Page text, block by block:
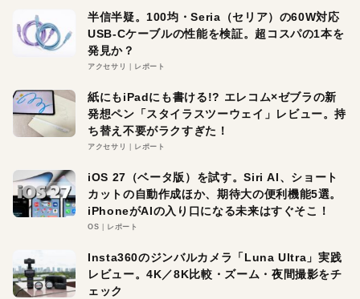
半信半疑。100均・Seria（セリア）の60W対応
USB-Cケーブルの性能を検証。超コスパの1本を
発見か？
アクセサリ レポート
紙にもiPadにも書ける!? エレコム×ゼブラの新
発想ペン「スタイラスツーウェイ」レビュー。持
ち替え不要がラクすぎた！
アクセサリ レポート
iOS 27（ベータ版）を試す。Siri AI、ショート
カットの自動作成ほか、期待大の便利機能5選。
iPhoneがAIの入り口になる未来はすぐそこ！
OS レポート
Insta360のジンバルカメラ「Luna Ultra」実践
レビュー。4K／8K比較・ズーム・夜間撮影をチ
ェック